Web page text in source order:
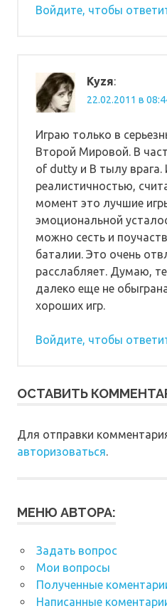
Войдите, чтобы
Kyzя:
22.02.2011 в
Играю только в
Второй Мировой. В
of dutty и В тылу врага.
реалистичностью,
момент это лучшие
эмоциональной
можно сесть и
баталии. Это очень
расслабляет. Думаю,
далеко еще не
хороших игр.
Войдите, чтобы
ОСТАВИТЬ
Для отправки
авторизоваться.
МЕНЮ АВТОРА:
Задать вопрос
Мои вопросы
Полученные
Написанные